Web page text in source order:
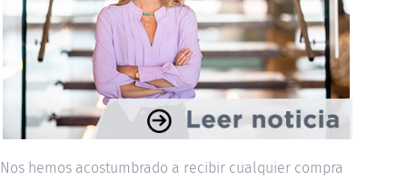
Nos hemos acostumbrado a recibir cualquier compra